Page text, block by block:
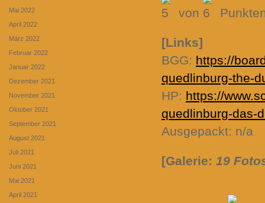
von
[Links]
BGG: https://
quedlinburg-the-
HP: https://
quedlinburg-das-
Ausgepackt: n/a
[Galerie: 19
Mai 2022
April 2022
März 2022
Februar 2022
Januar 2022
Dezember 2021
November 2021
Oktober 2021
September 2021
August 2021
Juli 2021
Juni 2021
Mai 2021
April 2021